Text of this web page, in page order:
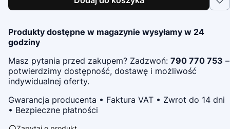
Produkty dostępne w magazynie wysyłamy w 24
godziny
Masz pytania przed zakupem? Zadzwoń: 790 770 753 –
potwierdzimy dostępność, dostawę i możliwość
indywidualnej oferty.
Gwarancja producenta • Faktura VAT • Zwrot do 14 dni
• Bezpieczne płatności